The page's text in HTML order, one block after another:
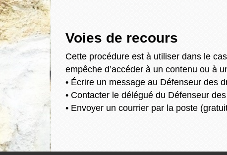
Voies de recours
Cette procédure est à utiliser dans le
empêche d’accéder à un contenu ou à
• Écrire un message au Défenseur des
• Contacter le délégué du Défenseur
• Envoyer un courrier par la poste